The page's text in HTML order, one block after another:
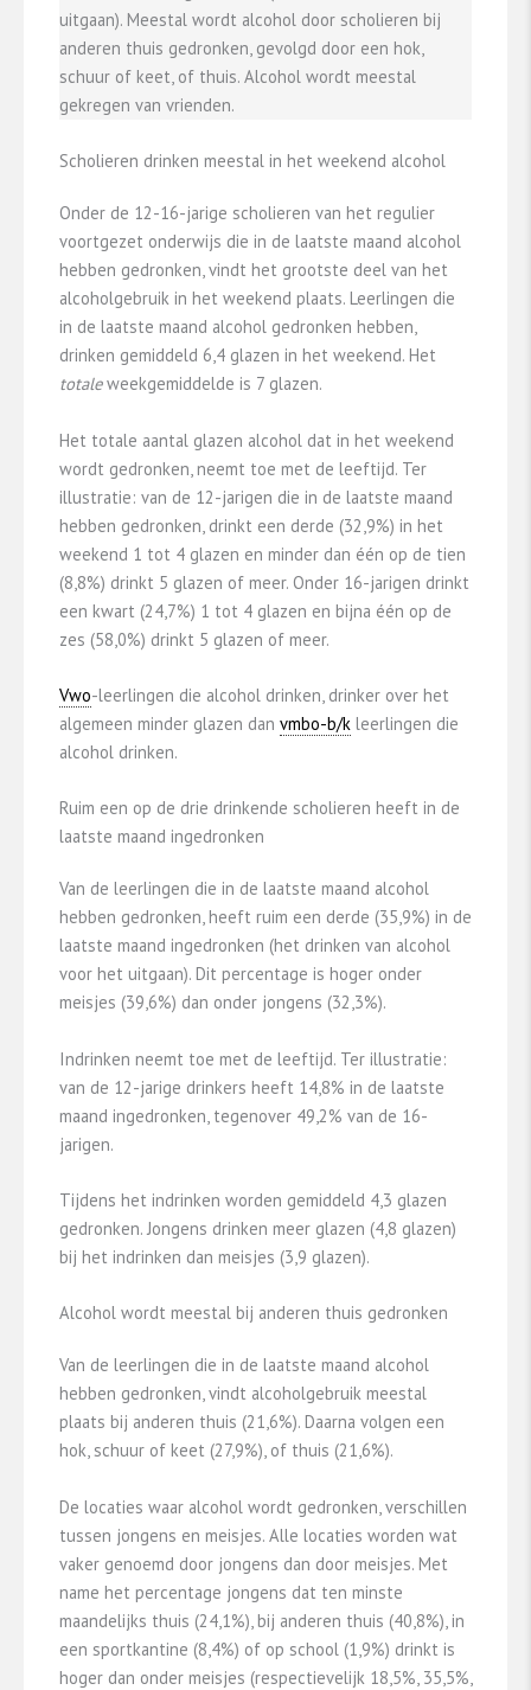
uitgaan). Meestal wordt alcohol door scholieren bij
anderen thuis gedronken, gevolgd door een hok,
schuur of keet, of thuis. Alcohol wordt meestal
gekregen van vrienden.
Scholieren drinken meestal in het weekend alcohol
Onder de 12-16-jarige scholieren van het regulier
voortgezet onderwijs die in de laatste maand alcohol
hebben gedronken, vindt het grootste deel van het
alcoholgebruik in het weekend plaats. Leerlingen die
in de laatste maand alcohol gedronken hebben,
drinken gemiddeld 6,4 glazen in het weekend. Het
totaleweekgemiddelde is 7 glazen.
Het totale aantal glazen alcohol dat in het weekend
wordt gedronken, neemt toe met de leeftijd. Ter
illustratie: van de 12-jarigen die in de laatste maand
hebben gedronken, drinkt een derde (32,9%) in het
weekend 1 tot 4 glazen en minder dan één op de tien
(8,8%) drinkt 5 glazen of meer. Onder 16-jarigen drinkt
een kwart (24,7%) 1 tot 4 glazen en bijna één op de
zes (58,0%) drinkt 5 glazen of meer.
Vwo-leerlingen die alcohol drinken, drinker over het
algemeen minder glazen dan vmbo-b/k leerlingen die
alcohol drinken.
Ruim een op de drie drinkende scholieren heeft in de
laatste maand ingedronken
Van de leerlingen die in de laatste maand alcohol
hebben gedronken, heeft ruim een derde (35,9%) in de
laatste maand ingedronken (het drinken van alcohol
voor het uitgaan). Dit percentage is hoger onder
meisjes (39,6%) dan onder jongens (32,3%).
Indrinken neemt toe met de leeftijd. Ter illustratie:
van de 12-jarige drinkers heeft 14,8% in de laatste
maand ingedronken, tegenover 49,2% van de 16-
jarigen.
Tijdens het indrinken worden gemiddeld 4,3 glazen
gedronken. Jongens drinken meer glazen (4,8 glazen)
bij het indrinken dan meisjes (3,9 glazen).
Alcohol wordt meestal bij anderen thuis gedronken
Van de leerlingen die in de laatste maand alcohol
hebben gedronken, vindt alcoholgebruik meestal
plaats bij anderen thuis (21,6%). Daarna volgen een
hok, schuur of keet (27,9%), of thuis (21,6%).
De locaties waar alcohol wordt gedronken, verschillen
tussen jongens en meisjes. Alle locaties worden wat
vaker genoemd door jongens dan door meisjes. Met
name het percentage jongens dat ten minste
maandelijks thuis (24,1%), bij anderen thuis (40,8%), in
een sportkantine (8,4%) of op school (1,9%) drinkt is
hoger dan onder meisjes (respectievelijk 18,5%, 35,5%,